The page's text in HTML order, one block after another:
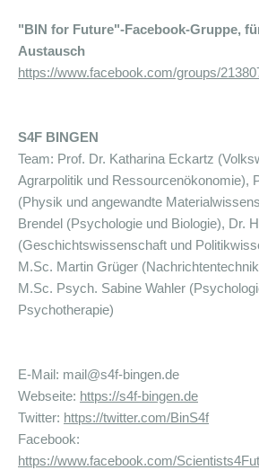
"BIN for Future"-Facebook-Gruppe,
Austausch
https://www.facebook.com/groups/
S4F BINGEN
Team: Prof. Dr. Katharina Eckartz
Agrarpolitik und Ressourcenökonomie),
(Physik und angewandte
Brendel (Psychologie und Biologie), Dr.
(Geschichtswissenschaft und
M.Sc. Martin Grüger
M.Sc. Psych. Sabine Wahler
Psychotherapie)
E-Mail: mail@s4f-bingen.de
Webseite: https://s4f-bingen.de
Twitter: https://twitter.com/BinS4f
Facebook:
https://www.facebook.com/